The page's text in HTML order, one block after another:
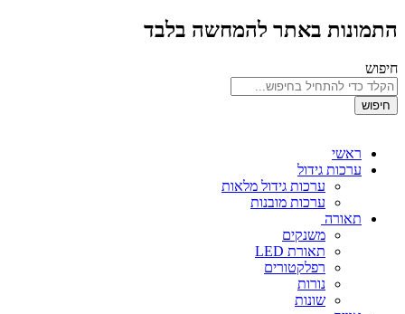
התמונות באתר להמחשה בלבד
חיפוש
חיפוש
ראשי
ערכות גידול
ערכות גידול מלאות
ערכות מובנות
תאורה
משנקים
תאורת LED
רפלקטורים
נורות
שונות